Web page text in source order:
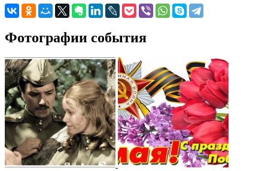
Фотографии события